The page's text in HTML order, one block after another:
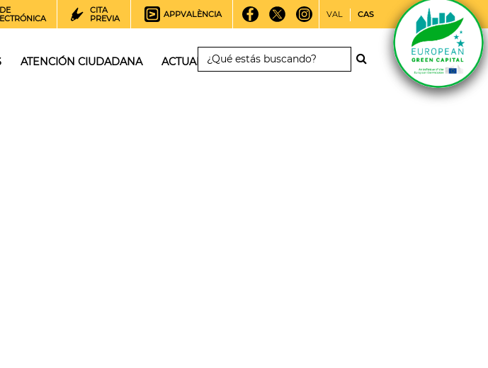
CITA
PREVIA
APPVALÈNCIA VAL CAS
ATENCIÓN CIUDADANA ACTUALIDAD